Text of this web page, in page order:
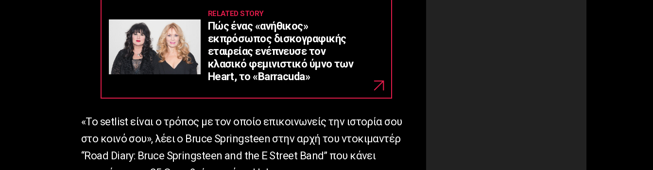
RELATED STORY
Πώς ένας «ανήθικος»
εκπρόσωπος δισκογραφικής
εταιρείας ενέπνευσε τον
κλασικό φεμινιστικό ύμνο των
Heart, το «Barracuda»
«Το setlist είναι ο τρόπος με τον οποίο επικοινωνείς την ιστορία σου
στο κοινό σου», λέει ο Bruce Springsteen στην αρχή του ντοκιμαντέρ
“Road Diary: Bruce Springsteen and the E Street Band” που κάνει